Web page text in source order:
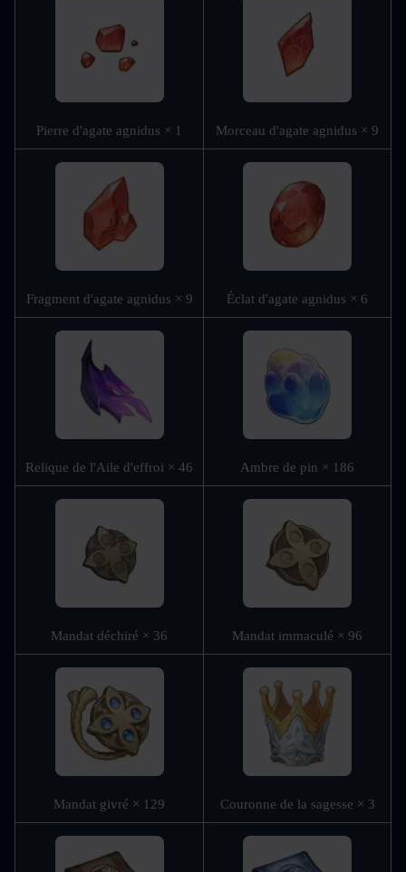
Pierre d'agate agnidus × 1 Morceau d'agate agnidus × 9
Fragment d'agate agnidus × 9 Éclat d'agate agnidus × 6
Relique de l'Aile d'effroi × 46 Ambre de pin × 186
Mandat déchiré × 36 Mandat immaculé × 96
Mandat givré × 129 Couronne de la sagesse × 3